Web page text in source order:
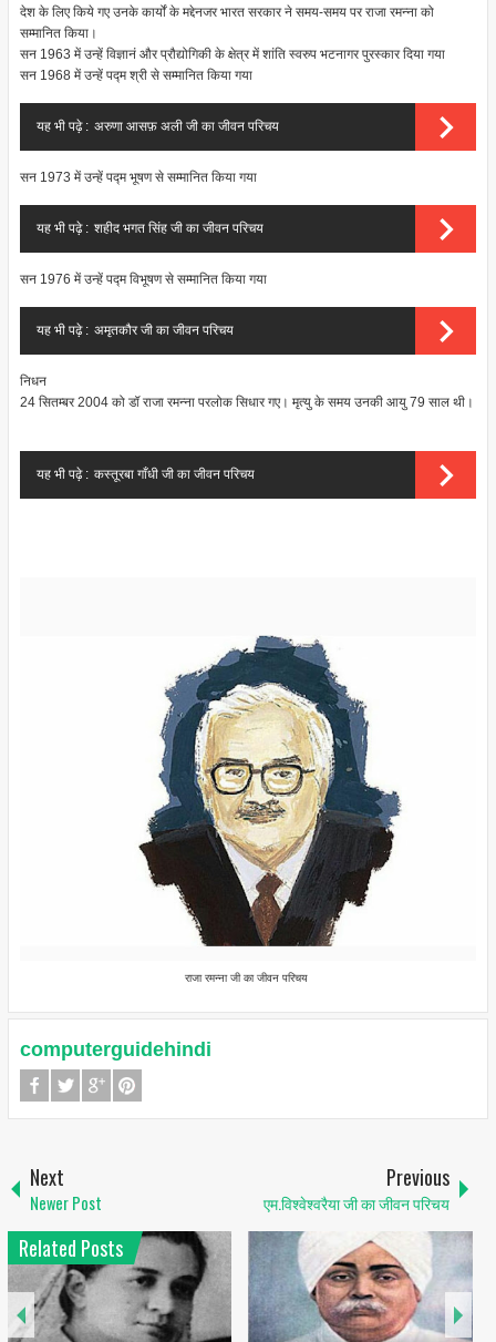
देश के लिए किये गए उनके कार्यों के मद्देनजर भारत सरकार ने समय-समय पर राजा रमन्ना को
सम्मानित किया।
सन 1963 में उन्हें विज्ञानं और प्रौद्योगिकी के क्षेत्र में शांति स्वरुप भटनागर पुरस्कार दिया गया
सन 1968 में उन्हें पद्म श्री से सम्मानित किया गया
यह भी पढ़े : अरुणा आसफ़ अली जी का जीवन परिचय
सन 1973 में उन्हें पद्म भूषण से सम्मानित किया गया
यह भी पढ़े : शहीद भगत सिंह जी का जीवन परिचय
सन 1976 में उन्हें पद्म विभूषण से सम्मानित किया गया
यह भी पढ़े : अमृतकौर जी का जीवन परिचय
निधन
24 सितम्बर 2004 को डॉ राजा रमन्ना परलोक सिधार गए। मृत्यु के समय उनकी आयु 79 साल थी।
यह भी पढ़े : कस्तूरबा गाँधी जी का जीवन परिचय
राजा रमन्ना जी का जीवन परिचय
computerguidehindi
Next
Newer Post
Previous
एम.विश्वेश्वरैया जी का जीवन परिचय
Related Posts